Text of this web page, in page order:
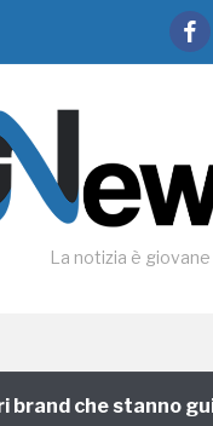
La notizia è giovane
che stanno